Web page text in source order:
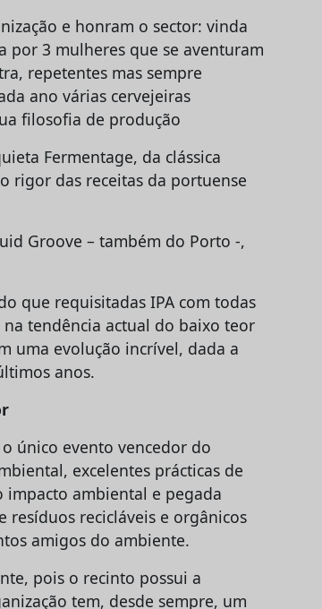
e honram o sector: vinda
por 3 mulheres que se aventuram
repetentes mas sempre
ano várias cervejeiras
filosofia de produção
Fermentage, da clássica
rigor das receitas da portuense
Groove – também do Porto -,
que requisitadas IPA com todas
na tendência actual do baixo teor
uma evolução incrível, dada a
anos.
único evento vencedor do
excelentes prácticas de
impacto ambiental e pegada
resíduos recicláveis e orgânicos
amigos do ambiente.
pois o recinto possui a
tem, desde sempre, um